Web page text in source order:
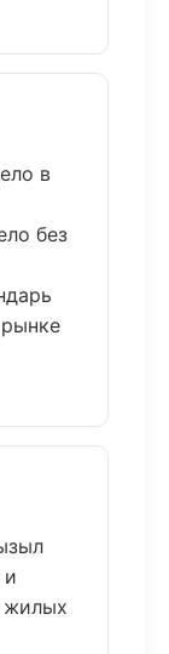
в
без
и
жилых